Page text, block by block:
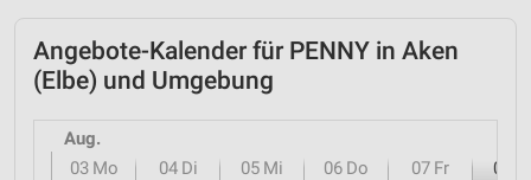
Angebote-Kalender für PENNY in Aken
(Elbe) und Umgebung
Aug.
03 Mo 04 Di 05 Mi 06 Do 07 Fr 08